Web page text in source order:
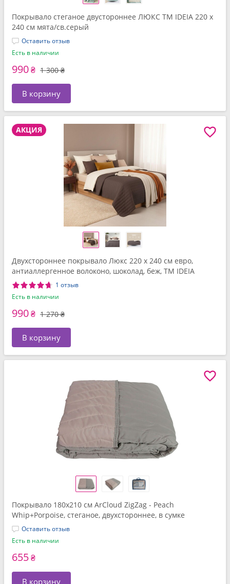
Покрывало стеганое двустороннее ЛЮКС TM IDEIA 220 x
240 см мята/св.серый
Оставить отзыв
Есть в наличии
990₴ 1 300 ₴
В корзину
АКЦИЯ
Двухстороннее покрывало Люкс 220 x 240 см евро,
антиаллергенное волоконо, шоколад, беж, ТМ IDEIA
1 отзыв
Есть в наличии
990₴ 1 270 ₴
В корзину
Покрывало 180x210 см ArCloud ZigZag - Peach
Whip+Porpoise, стеганое, двухстороннее, в сумке
Оставить отзыв
Есть в наличии
655₴
В корзину